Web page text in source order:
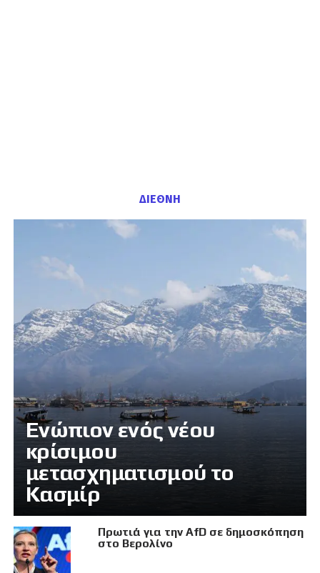
ΔΙΕΘΝΗ
Eνώπιον ενός νέου
κρίσιμου
μετασχηματισμού το
Κασμίρ
Πρωτιά για την AfD σε δημοσκόπηση
στο Βερολίνο